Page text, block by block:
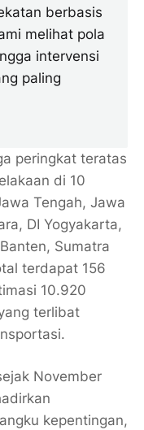
berbasis
melihat pola
intervensi
paling
peringkat teratas
di 10
Tengah, Jawa
DI Yogyakarta,
Sumatra
terdapat 156
10.920
terlibat
November
kepentingan,